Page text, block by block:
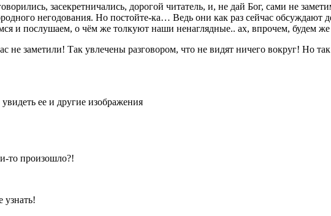
засекретничались, дорогой читатель, и, не дай Бог, сами не
негодования. Но постойте-ка… Ведь они как раз сейчас
и послушаем, о чём же толкуют наши ненаглядные.. ах, впрочем, будем
заметили! Так увлечены разговором, что не видят ничего вокруг! Но
ее и другие изображения
то произошло?!